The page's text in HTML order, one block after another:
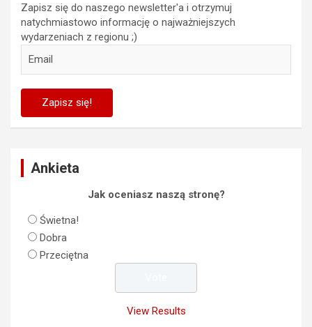
Zapisz się do naszego newsletter'a i otrzymuj
natychmiastowo informację o najważniejszych
wydarzeniach z regionu ;)
Ankieta
Jak oceniasz naszą stronę?
Świetna!
Dobra
Przeciętna
View Results